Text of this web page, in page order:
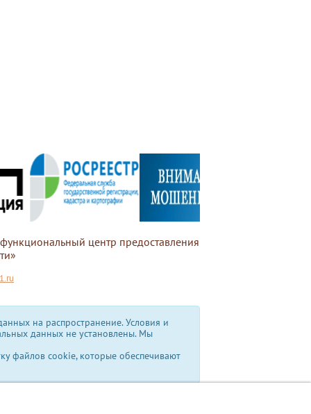
центр предоставления
на распространение. Условия и
данных не установлены. Мы
файлов cookie, которые обеспечивают